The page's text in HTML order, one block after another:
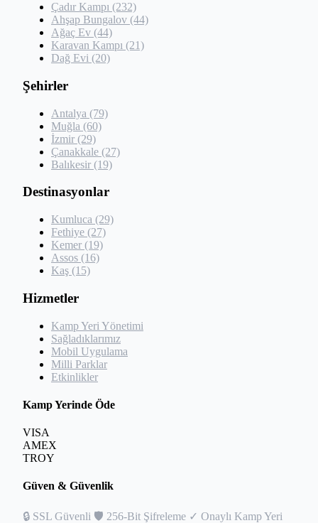
Çadır Kampı (232)
Ahşap Bungalov (44)
Ağaç Ev (44)
Karavan Kampı (21)
Dağ Evi (20)
Şehirler
Antalya (79)
Muğla (60)
İzmir (29)
Çanakkale (27)
Balıkesir (19)
Destinasyonlar
Kumluca (29)
Fethiye (27)
Kemer (19)
Assos (16)
Kaş (15)
Hizmetler
Kamp Yeri Yönetimi
Sağladıklarımız
Mobil Uygulama
Milli Parklar
Etkinlikler
Kamp Yerinde Öde
VISA
AMEX
TROY
Güven & Güvenlik
🔒 SSL Güvenli 🛡️ 256-Bit Şifreleme ✓ Onaylı Kamp Yeri